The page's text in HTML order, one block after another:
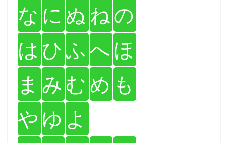
な に ぬ ねの
は ひふへほ
ま み むめ も
や ゆ よ